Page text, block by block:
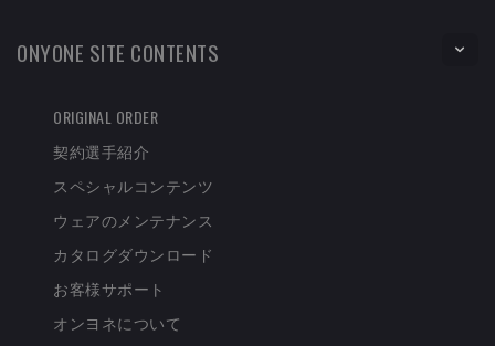
ONYONE SITE CONTENTS
ORIGINAL ORDER
契約選手紹介
スペシャルコンテンツ
ウェアのメンテナンス
カタログダウンロード
お客様サポート
オンヨネについて